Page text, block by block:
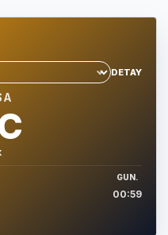
DETAY
GUN.
00:59